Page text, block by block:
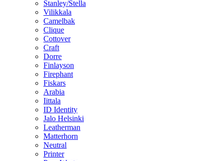
Stanley/Stella
Vilikkala
Camelbak
Clique
Cottover
Craft
Dorre
Finlayson
Firephant
Fiskars
Arabia
Iittala
ID Identity
Jalo Helsinki
Leatherman
Matterhorn
Neutral
Printer